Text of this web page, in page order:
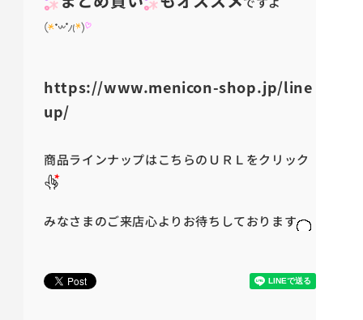
https://www.menicon-shop.jp/line
up/
商品ラインナップはこちらのＵＲＬをクリック
みなさまのご来店心よりお待ちしております